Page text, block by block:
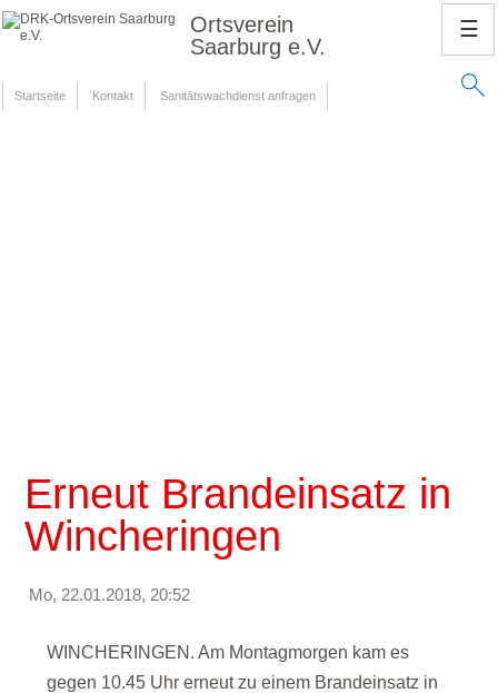
Ortsverein
Saarburg e.V.
Startseite Kontakt Sanitätswachdienst anfragen
☰
Erneut Brandeinsatz in
Wincheringen
Mo, 22.01.2018, 20:52
WINCHERINGEN. Am Montagmorgen kam es
gegen 10.45 Uhr erneut zu einem Brandeinsatz in